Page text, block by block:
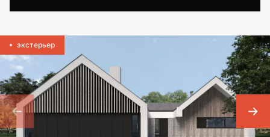
экстерьер